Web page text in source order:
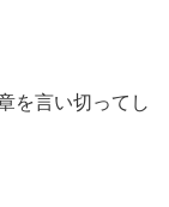
を言い切ってし